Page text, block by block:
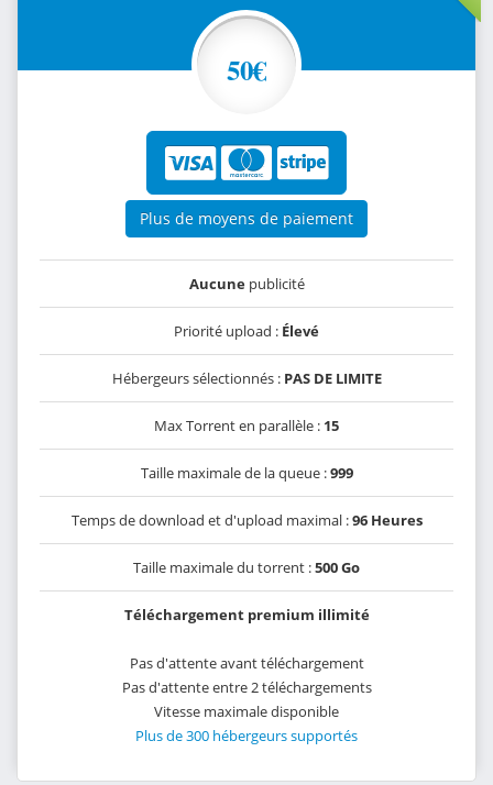
50€
Plus de moyens de paiement
Aucunepublicité
Priorité upload : Élevé
Hébergeurs sélectionnés : PAS DE LIMITE
Max Torrent en parallèle : 15
Taille maximale de la queue :999
Temps de download et d'upload maximal :96 Heures
Taille maximale du torrent :500 Go
Téléchargement premium illimité
Pas d'attente avant téléchargement
Pas d'attente entre 2 téléchargements
Vitesse maximale disponible
Plus de 300 hébergeurs supportés